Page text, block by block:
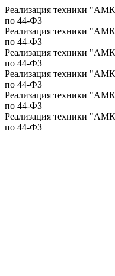
Реализация техники
по 44-ФЗ
Реализация техники
по 44-ФЗ
Реализация техники
по 44-ФЗ
Реализация техники
по 44-ФЗ
Реализация техники
по 44-ФЗ
Реализация техники
по 44-ФЗ